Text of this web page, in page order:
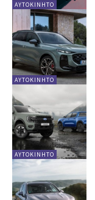
ΑΥΤΟΚΙΝΗΤΟ
ΑΥΤΟΚΙΝΗΤΟ
ΑΥΤΟΚΙΝΗΤΟ